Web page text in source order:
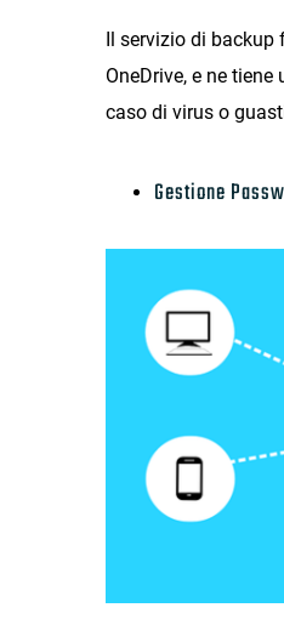
Il servizio di backup
OneDrive, e ne
caso di virus o
Gestione